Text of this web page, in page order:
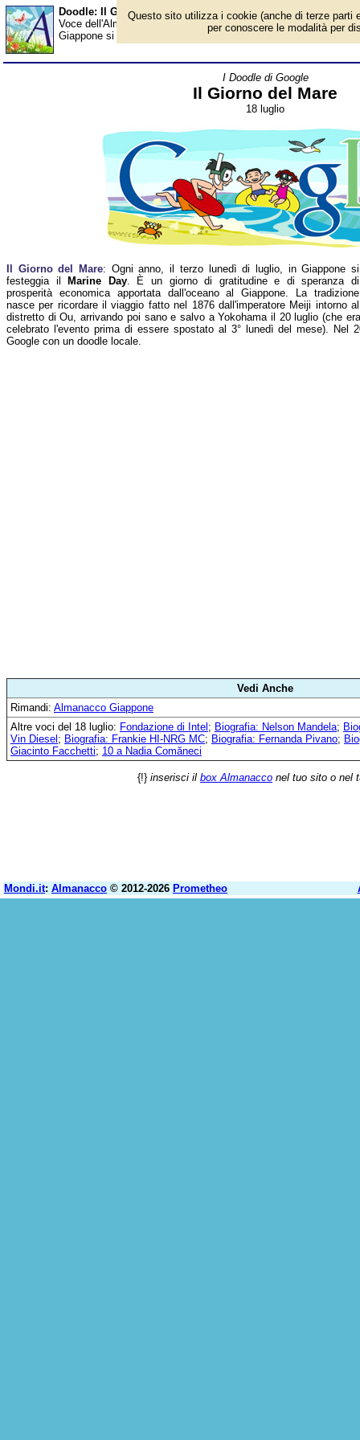
Doodle: Il Giorno del Mare - Almanacco
Voce dell'Almanacco del 18 luglio, per la rubrica 'I Doodle di
Giappone si festeggia il Marine Day. È un giorno di gratitudine
I Doodle di Google
Il Giorno del Mare
18 luglio
Il Giorno del Mare: Ogni anno, il terzo lunedì di luglio, in Giappone si
festeggia il
Marine Day. È un giorno di gratitudine e di speranza di
prosperità economica apportata dall'oceano al Giappone. La tradizione
nasce per ricordare il viaggio fatto nel 1876 dall'imperatore Meiji intorno al
distretto di Ou, arrivando poi sano e salvo a Yokohama il 20 luglio (che
celebrato l'evento prima di essere spostato al 3° lunedì del mese). Nel
Google con un doodle locale.
Vedi Anche
Rimandi: Almanacco Giappone
Altre voci del 18 luglio: Fondazione di Intel ; Biografia: Nelson Mandela;
Vin Diesel ; Biografia: Frankie HI-NRG MC; Biografia: Fernanda Pivano;
Giacinto Facchetti; 10 a Nadia Comăneci
{!} inserisci il box Almanacco nel tuo sito o nel
Mondi.it: Almanacco © 2012-2026 Prometheo
Questo sito utilizza i cookie (anche di terze parti
per conoscere le modalità per